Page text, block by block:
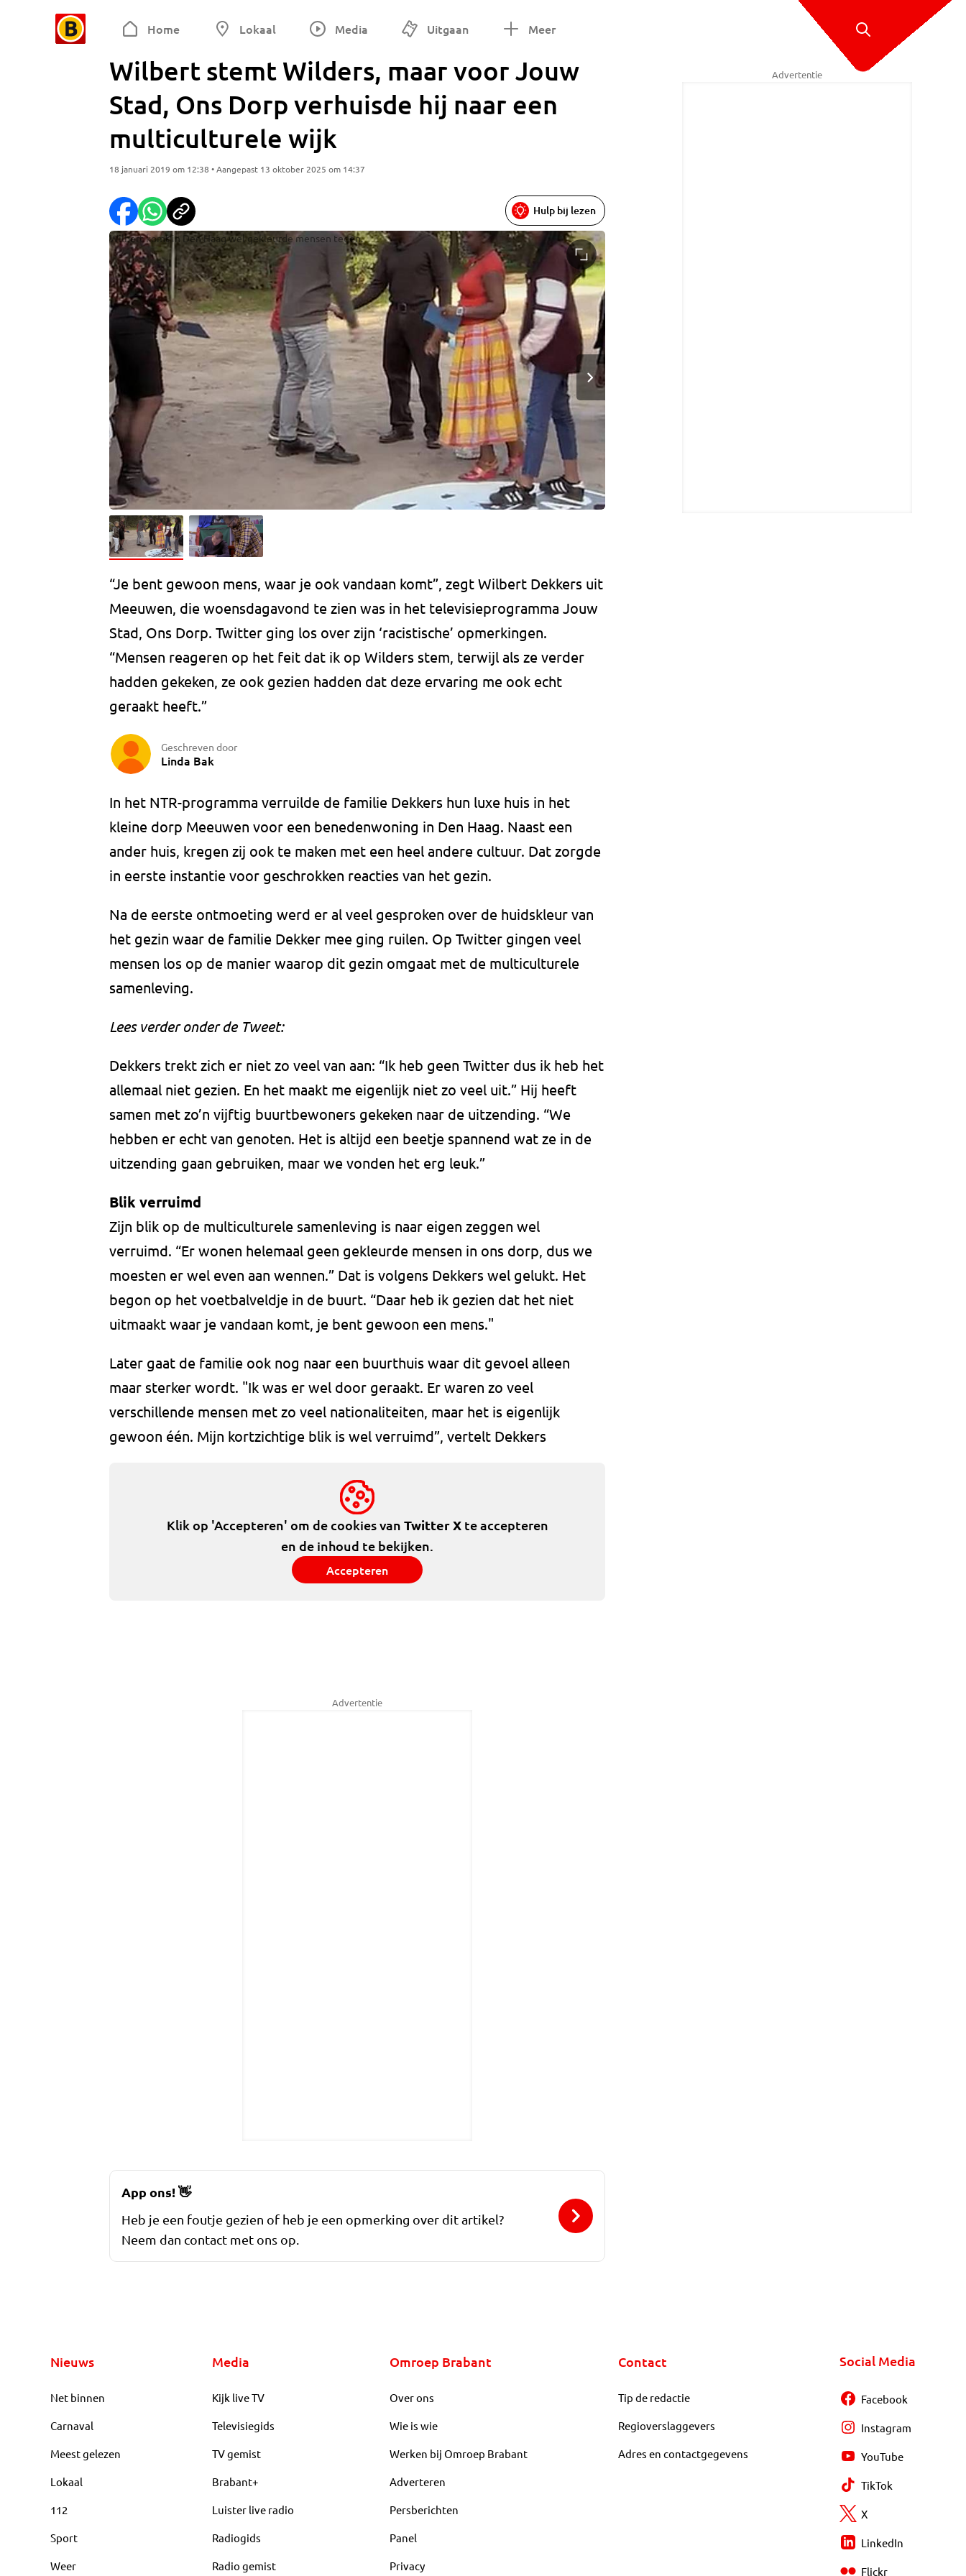
Home Lokaal Media Uitgaan Meer
Wilbert stemt Wilders, maar voor Jouw
Stad, Ons Dorp verhuisde hij naar een
multiculturele wijk
18 januari 2019 om 12:38 • Aangepast 13 oktober 2025 om 14:37
Wilbert komt in Den Haag wel gekleurde mensen tegen.
Hulp bij lezen
“Je bent gewoon mens, waar je ook vandaan komt”, zegt Wilbert Dekkers uit
Meeuwen, die woensdagavond te zien was in het televisieprogramma Jouw
Stad, Ons Dorp. Twitter ging los over zijn ‘racistische’ opmerkingen.
“Mensen reageren op het feit dat ik op Wilders stem, terwijl als ze verder
hadden gekeken, ze ook gezien hadden dat deze ervaring me ook echt
geraakt heeft.”
Geschreven door
Linda Bak
In het NTR-programma verruilde de familie Dekkers hun luxe huis in het
kleine dorp Meeuwen voor een benedenwoning in Den Haag. Naast een
ander huis, kregen zij ook te maken met een heel andere cultuur. Dat zorgde
in eerste instantie voor geschrokken reacties van het gezin.
Na de eerste ontmoeting werd er al veel gesproken over de huidskleur van
het gezin waar de familie Dekker mee ging ruilen. Op Twitter gingen veel
mensen los op de manier waarop dit gezin omgaat met de multiculturele
samenleving.
Lees verder onder de Tweet:
Dekkers trekt zich er niet zo veel van aan: “Ik heb geen Twitter dus ik heb het
allemaal niet gezien. En het maakt me eigenlijk niet zo veel uit.” Hij heeft
samen met zo’n vijftig buurtbewoners gekeken naar de uitzending. “We
hebben er echt van genoten. Het is altijd een beetje spannend wat ze in de
uitzending gaan gebruiken, maar we vonden het erg leuk.”
Blik verruimd
Zijn blik op de multiculturele samenleving is naar eigen zeggen wel
verruimd. “Er wonen helemaal geen gekleurde mensen in ons dorp, dus we
moesten er wel even aan wennen.” Dat is volgens Dekkers wel gelukt. Het
begon op het voetbalveldje in de buurt. “Daar heb ik gezien dat het niet
uitmaakt waar je vandaan komt, je bent gewoon een mens."
Later gaat de familie ook nog naar een buurthuis waar dit gevoel alleen
maar sterker wordt. "Ik was er wel door geraakt. Er waren zo veel
verschillende mensen met zo veel nationaliteiten, maar het is eigenlijk
gewoon één. Mijn kortzichtige blik is wel verruimd”, vertelt Dekkers
Klik op 'Accepteren' om de cookies van Twitter Xte accepteren
en de inhoud te bekijken.
Accepteren
Advertentie
Advertentie
App ons!👋
Heb je een foutje gezien of heb je een opmerking over dit artikel?
Neem dan contact met ons op.
Nieuws
Net binnen
Carnaval
Meest gelezen
Lokaal
112
Sport
Weer
Media
Kijk live TV
Televisiegids
TV gemist
Brabant+
Luister live radio
Radiogids
Radio gemist
Omroep Brabant
Over ons
Wie is wie
Werken bij Omroep Brabant
Adverteren
Persberichten
Panel
Privacy
Contact
Tip de redactie
Regioverslaggevers
Adres en contactgegevens
Social Media
Facebook
Instagram
YouTube
TikTok
X
LinkedIn
Flickr